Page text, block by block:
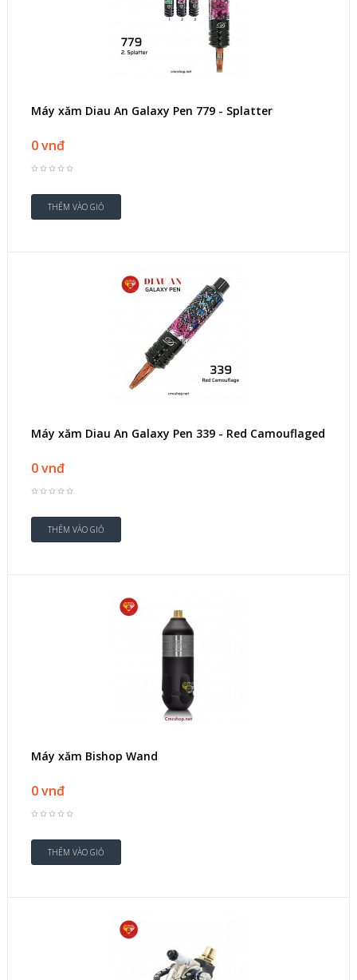
Máy xăm Diau An Galaxy Pen 779 - Splatter
0 vnđ
Máy xăm Diau An Galaxy Pen 339 - Red Camouflaged
0 vnđ
Máy xăm Bishop Wand
0 vnđ